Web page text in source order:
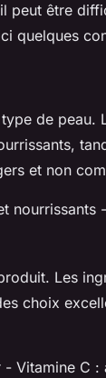
peut être
quelques
de peau.
et non
nourrissants
Les
choix
Vitamine C